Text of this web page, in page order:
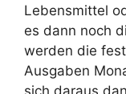
Lebensmittel
es dann noch
werden die
Ausgaben
sich daraus